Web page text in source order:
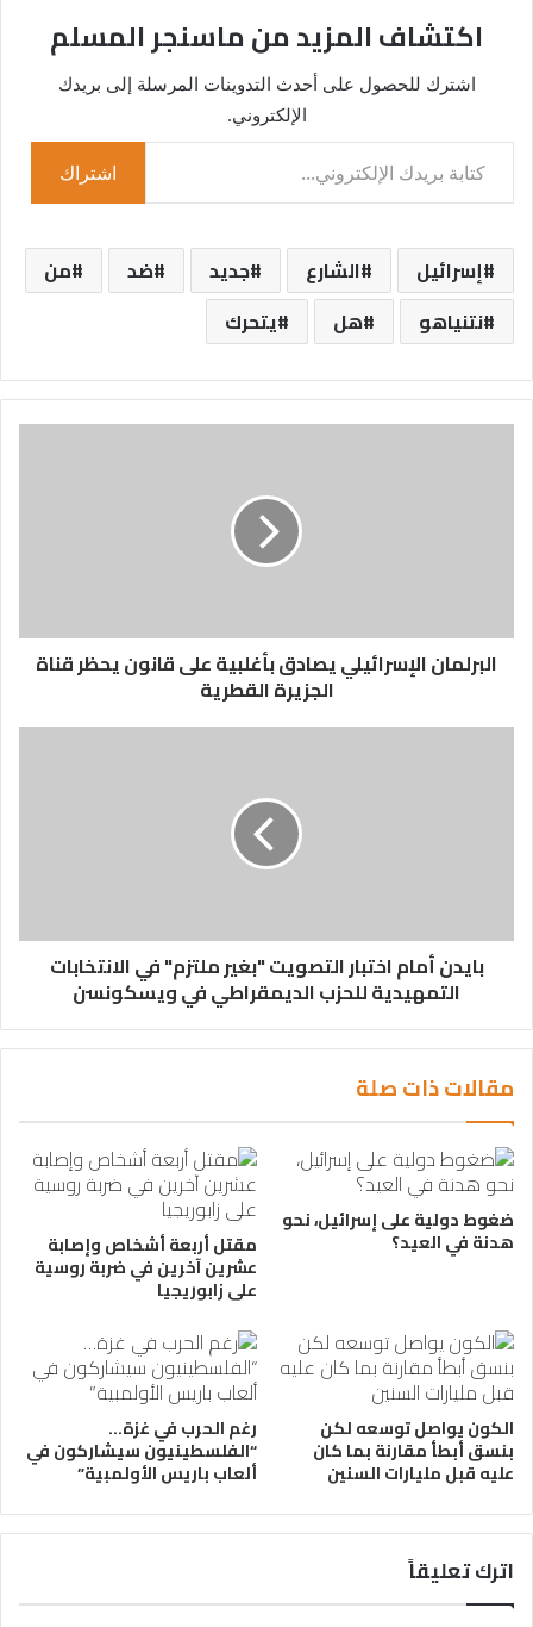
اكتشاف المزيد من ماسنجر المسلم
اشترك للحصول على أحدث التدوينات المرسلة إلى بريدك
الإلكتروني.
كتابة بريدك الإلكتروني...
اشتراك
إسرائيل الشارع جديد ضد
من
نتنياهو
هل يتحرك
البرلمان الإسرائيلي يصادق بأغلبية على قانون يحظر قناة
الجزيرة القطرية
بايدن أمام اختبار التصويت "بغير ملتزم" في الانتخابات
التمهيدية للحزب الديمقراطي في ويسكونسن
مقالات ذات صلة
ضغوط دولية على إسرائيل، نحو
هدنة في العيد؟ مقتل أربعة أشخاص وإصابة
عشرين آخرين في ضربة روسية
على زابوريجيا
الكون يواصل توسعه لكن
بنسق أبطأ مقارنة بما كان
عليه قبل مليارات السنين
رغم الحرب في غزة…
“الفلسطينيون سيشاركون في
ألعاب باريس الأولمبية”
اترك تعليقاً